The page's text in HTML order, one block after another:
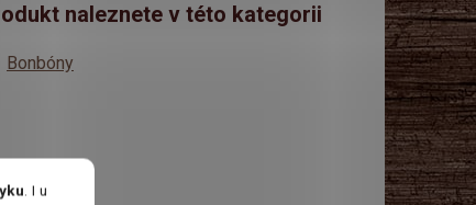
. I u
naleznete v této kategorii
Bonbóny